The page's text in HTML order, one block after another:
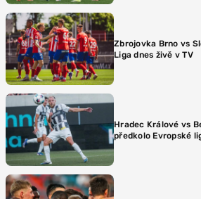
Zbrojovka Brno vs
Liga dnes živě v TV
Hradec Králové vs
předkolo Evropské